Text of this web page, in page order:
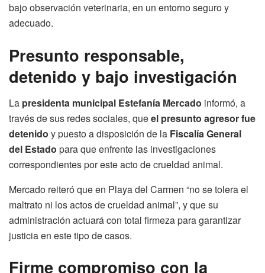
bajo observación veterinaria, en un entorno seguro y
adecuado.
Presunto responsable,
detenido y bajo investigación
La presidenta municipal Estefanía Mercado informó, a
través de sus redes sociales, queel presunto agresor fue
detenido y puesto a disposición de la Fiscalía General
del Estado para que enfrente las investigaciones
correspondientes por este acto de crueldad animal.
Mercado reiteró que en Playa del Carmen “no se tolera el
maltrato ni los actos de crueldad animal”, y que su
administración actuará con total firmeza para garantizar
justicia en este tipo de casos.
Firme compromiso con la